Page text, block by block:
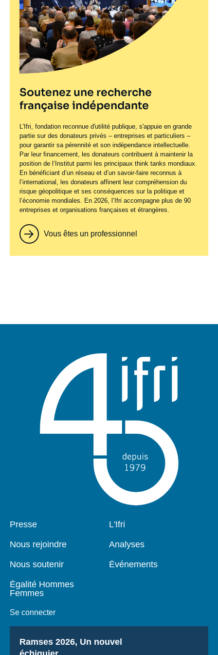
Soutenez une recherche
française indépendante
L'Ifri, fondation reconnue d'utilité publique, s'appuie en grande
partie sur des donateurs privés – entreprises et particuliers –
pour garantir sa pérennité et son indépendance intellectuelle.
Par leur financement, les donateurs contribuent à maintenir la
position de l’Institut parmi les principaux think tanks mondiaux.
En bénéficiant d’un réseau et d’un savoir-faire reconnus à
l’international, les donateurs affinent leur compréhension du
risque géopolitique et ses conséquences sur la politique et
l’économie mondiales. En 2026, l’Ifri accompagne plus de 90
entreprises et organisations françaises et étrangères.
Vous êtes un professionnel
Pied
Presse
Nous rejoindre
Nous soutenir
Égalité Hommes
Femmes
Se connecter
Navigation
L'Ifri
Analyses
Événements
Titre
Ramses 2026, Un nouvel